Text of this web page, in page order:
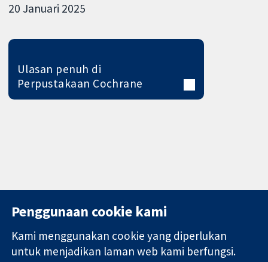
20 Januari 2025
Ulasan penuh di
Perpustakaan Cochrane
11-13 Cavendish
Square
Hubungi kita
Berita
Penggunaan cookie kami
Kami menggunakan cookie yang diperlukan
untuk menjadikan laman web kami berfungsi.